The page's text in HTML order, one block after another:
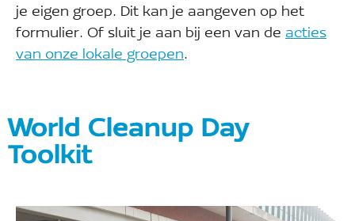
je eigen groep. Dit kan je aangeven op het
formulier. Of sluit je aan bij een van de acties
van onze lokale groepen.
World Cleanup Day
Toolkit